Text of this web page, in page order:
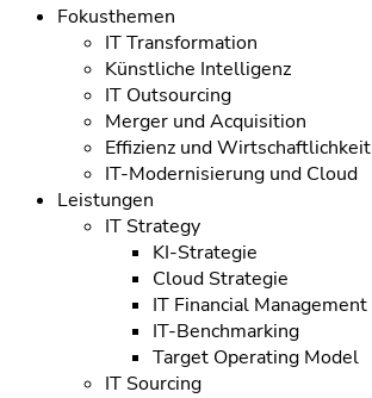
Navigation
überspringen
Fokusthemen
IT Transformation
Künstliche Intelligenz
IT Outsourcing
Merger und Acquisition
Effizienz und Wirtschaftlichkeit
IT-Modernisierung und Cloud
Leistungen
IT Strategy
KI-Strategie
Cloud Strategie
IT Financial Management
IT-Benchmarking
Target Operating Model
IT Sourcing